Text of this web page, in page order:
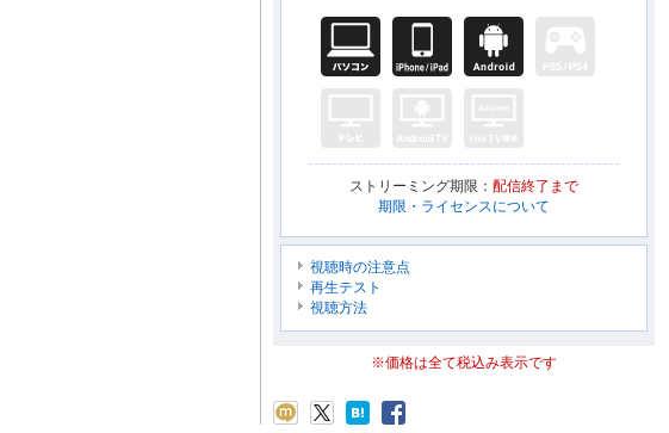
ストリーミング期限： 配信終了まで
期限・ライセンスについて
視聴時の注意点
再生テスト
視聴方法
※価格は全て税込み表示です